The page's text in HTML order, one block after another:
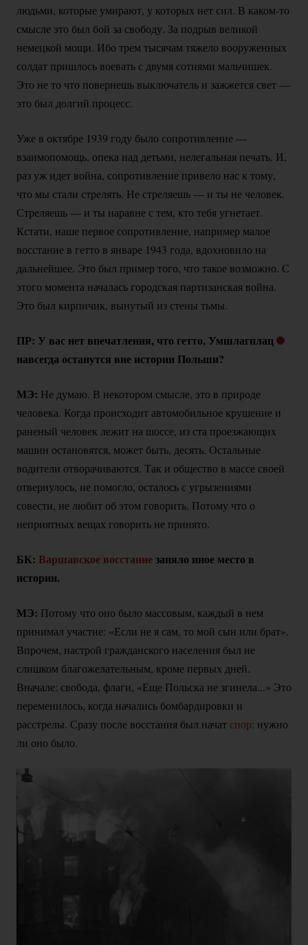
людьми, которые умирают, у которых нет сил. В каком-то
смысле это был бой за свободу. За подрыв великой
немецкой мощи. Ибо трем тысячам тяжело вооруженных
солдат пришлось воевать с двумя сотнями мальчишек.
Это не то что повернешь выключатель и зажжется свет —
это был долгий процесс.
Уже в октябре 1939 году было сопротивление —
взаимопомощь, опека над детьми, нелегальная печать. И,
раз уж идет война, сопротивление привело нас к тому,
что мы стали стрелять. Не стреляешь — и ты не человек.
Стреляешь — и ты наравне с тем, кто тебя угнетает.
Кстати, наше первое сопротивление, например малое
восстание в гетто в январе 1943 года, вдохновило на
дальнейшее. Это был пример того, что такое возможно. С
этого момента началась городская партизанская война.
Это был кирпичик, вынутый из стены тьмы.
ПР: У вас нет впечатления, что гетто, Умшлагплац
навсегда останутся вне истории Польши?
МЭ: Не думаю. В некотором смысле, это в природе
человека. Когда происходит автомобильное крушение и
раненый человек лежит на шоссе, из ста проезжающих
машин остановятся, может быть, десять. Остальные
водители отворачиваются. Так и общество в массе своей
отвернулось, не помогло, осталось с угрызениями
совести, не любит об этом говорить. Потому что о
неприятных вещах говорить не принято.
БК: Варшавское восстаниезаняло иное место в
истории.
МЭ: Потому что оно было массовым, каждый в нем
принимал участие: «Если не я сам, то мой сын или брат».
Впрочем, настрой гражданского населения был не
слишком благожелательным, кроме первых дней.
Вначале: свобода, флаги, «Еще Польска не згинела...» Это
переменилось, когда начались бомбардировки и
расстрелы. Сразу после восстания был начат спор: нужно
ли оно было.